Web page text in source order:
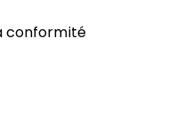
conformité